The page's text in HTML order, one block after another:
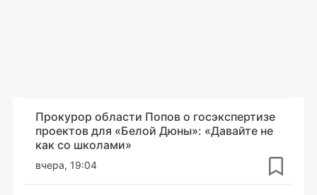
Прокурор области Попов о госэкспертизе
проектов для «Белой Дюны»: «Давайте не
как со школами»
вчера, 19:04